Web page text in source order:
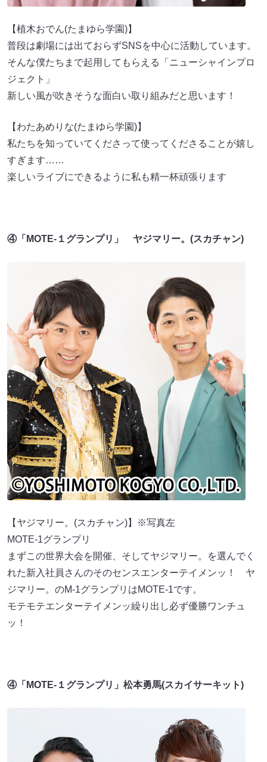
【植木おでん(たまゆら学園)】
普段は劇場には出ておらずSNSを中心に活動しています。
そんな僕たちまで起用してもらえる「ニューシャインプロ
ジェクト」
新しい風が吹きそうな面白い取り組みだと思います！
【わたあめりな(たまゆら学園)】
私たちを知っていてくださって使ってくださることが嬉し
すぎます……
楽しいライブにできるように私も精一杯頑張ります
④「MOTE-１グランプリ」 ヤジマリー。(スカチャン)
【ヤジマリー。(スカチャン)】※写真左
MOTE-1グランプリ
まずこの世界大会を開催、そしてヤジマリー。を選んでく
れた新入社員さんのそのセンスエンターテイメンッ！ ヤ
ジマリー。のM-1グランプリはMOTE-1です。
モテモテエンターテイメンッ繰り出し必ず優勝ワンチュ
ッ！
④「MOTE-１グランプリ」松本勇馬(スカイサーキット)